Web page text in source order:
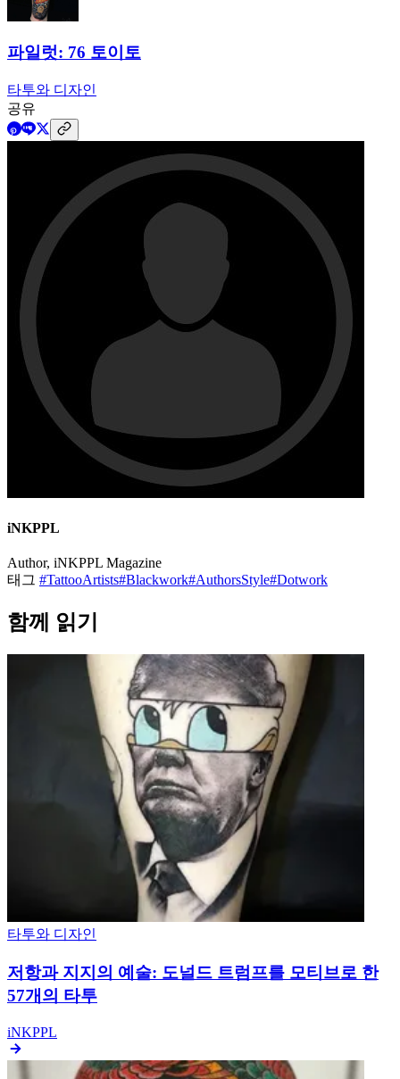
이것도 확인해 보세요
← Maxim Zhuravlev의 장식 문신
리얼리스틱 타투
이것도 확인해 보세요
← Andrey Lukyanov의 디테일한 리얼리스틱 타투 Maxim
Zhuravlev의 장식 문신
Find Your Artist
Tattoo artists worldwide
Browse by style, city, and availability
Explore Artists
목차 ▼
Popular Now
저항과 지지의 예술: 도널드 트럼프를 모티브로 한
57개의 타투
타투와 디자인
Head Tattoos: 가장 대담한 이들을 위한 40가지 창의
100 스포키 헬로우인 타투: 페인크에서 극장 영화 캐
타투와 디자인